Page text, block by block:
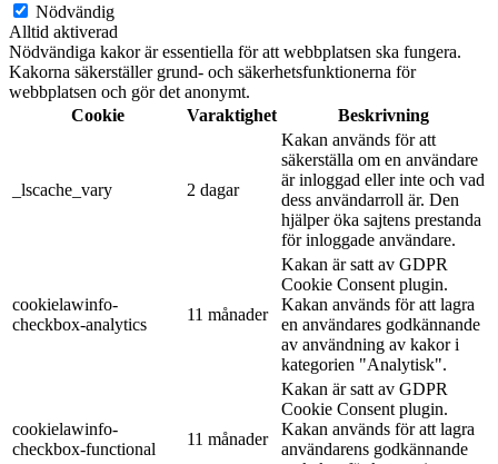
Nödvändig
Alltid aktiverad
Nödvändiga kakor är essentiella för att webbplatsen ska fungera.
Kakorna säkerställer grund- och säkerhetsfunktionerna för
webbplatsen och gör det anonymt.
Cookie
Varaktighet Beskrivning
_lscache_vary 2 dagar
Kakan används för att
säkerställa om en användare
är inloggad eller inte och vad
dess användarroll är. Den
hjälper öka sajtens prestanda
för inloggade användare.
cookielawinfo-
checkbox-analytics
11 månader
Kakan är satt av GDPR
Cookie Consent plugin.
Kakan används för att lagra
en användares godkännande
av användning av kakor i
kategorien "Analytisk".
cookielawinfo-
checkbox-functional
11 månader
Kakan är satt av GDPR
Cookie Consent plugin.
Kakan används för att lagra
användarens godkännande